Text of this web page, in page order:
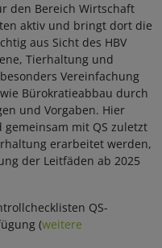
den Bereich Wirtschaft
aktiv und bringt dort die
aus Sicht des HBV
Tierhaltung und
Vereinfachung
Bürokratieabbau durch
und Vorgaben. Hier
mit QS zuletzt
erarbeitet werden,
der Leitfäden ab 2025
QS-
(weitere